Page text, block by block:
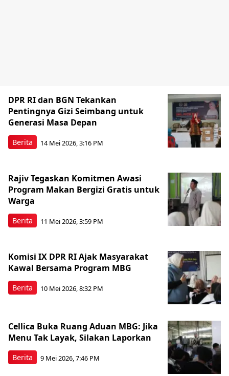
Berita
DPR RI dan BGN Tekankan
Pentingnya Gizi Seimbang untuk
Generasi Masa Depan
14 Mei 2026, 3:16 PM
Berita
Rajiv Tegaskan Komitmen Awasi
Program Makan Bergizi Gratis untuk
Warga
11 Mei 2026, 3:59 PM
Berita
Komisi IX DPR RI Ajak Masyarakat
Kawal Bersama Program MBG
10 Mei 2026, 8:32 PM
Berita
Cellica Buka Ruang Aduan MBG: Jika
Menu Tak Layak, Silakan Laporkan
9 Mei 2026, 7:46 PM